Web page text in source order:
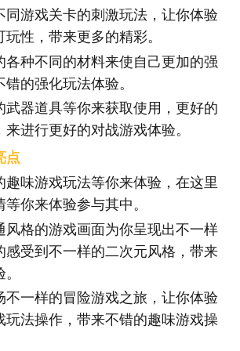
同游戏关卡的刺激玩法，让你体验
性，带来更多的精彩。
各种不同的材料来使自己更加的强
的强化玩法体验。
武器道具等你来获取使用，更好的
进行更好的对战游戏体验。
点
趣味游戏玩法等你来体验，在这里
你来体验参与其中。
风格的游戏画面为你呈现出不一样
感受到不一样的二次元风格，带来
不一样的冒险游戏之旅，让你体验
玩法操作，带来不错的趣味游戏操